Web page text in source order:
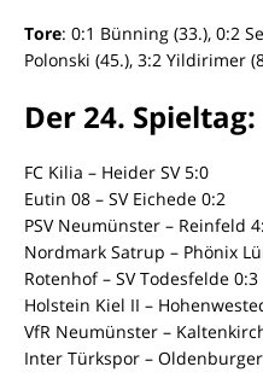
Tore: 0:1 Bünning (33.), 0:2
Polonski (45.), 3:2 Yildirimer
Der 24. Spieltag:
FC Kilia – Heider SV 5:0
Eutin 08 – SV Eichede 0:2
PSV Neumünster – Reinfeld
Nordmark Satrup – Phönix
Rotenhof – SV Todesfelde 0:3
Holstein Kiel II –
VfR Neumünster –
Inter Türkspor – Oldenburger